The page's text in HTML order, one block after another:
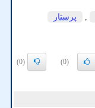
, پرستار
(0)
(0)